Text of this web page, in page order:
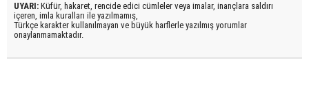
UYARI: Küfür, hakaret, rencide edici cümleler veya imalar, inançlara saldırı
içeren, imla kuralları ile yazılmamış,
Türkçe karakter kullanılmayan ve büyük harflerle yazılmış yorumlar
onaylanmamaktadır.